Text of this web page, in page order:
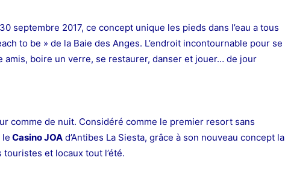
septembre 2017, ce concept unique les pieds dans l’eau a tous
to be » de la Baie des Anges. L’endroit incontournable pour se
boire un verre, se restaurer, danser et jouer… de jour
comme de nuit. Considéré comme le premier resort sans
le Casino JOA d’Antibes La Siesta, grâce à son nouveau concept la
et locaux tout l’été.